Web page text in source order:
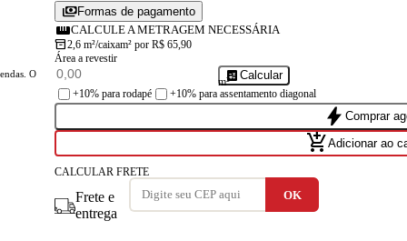
O
paymentsFormas de pagamento
straightenCALCULE A METRAGEM NECESSÁRIA
inventory_22,6 m²/caixam² por R$ 65,90
Área a revestir
m²calculate Calcular
+10% para rodapé +10% para assentamento diagonal
bolt Comprar
add_shopping_cartAdicionar ao
CALCULAR FRETE
Frete e
entrega